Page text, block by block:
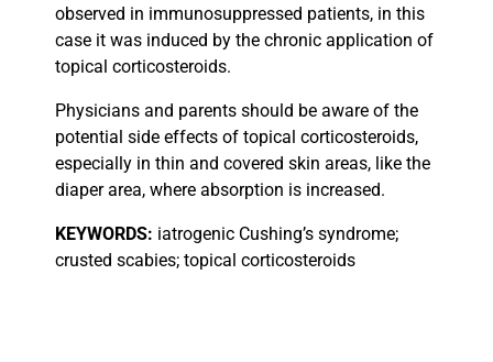
observed in immunosuppressed patients, in this
case it was induced by the chronic application of
topical corticosteroids.
Physicians and parents should be aware of the
potential side effects of topical corticosteroids,
especially in thin and covered skin areas, like the
diaper area, where absorption is increased.
KEYWORDS: iatrogenic Cushing’s syndrome;
crusted scabies; topical corticosteroids